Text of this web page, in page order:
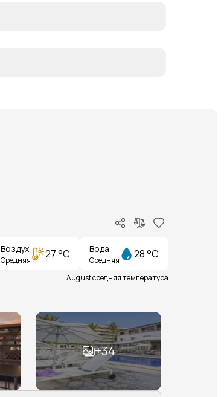
Воздух
Средняя 27 °C Вода
Средняя 28 °C
August средняя температура
+34